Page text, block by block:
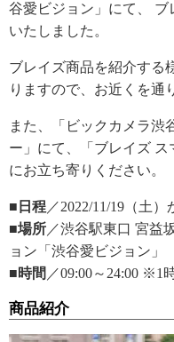
谷愛ビジョン」にて、
いたしました。
ブレイズ商品を紹介する
りますので、お近くを通
また、「ビックカメラ渋
ー」にて、「ブレイズ
にお立ち寄りください。
■日程／2022/11/19（土）
■場所／渋谷駅東口 宮益
ョン「渋谷愛ビジョン」
■時間 ／09:00～24:00 ※1
商品紹介